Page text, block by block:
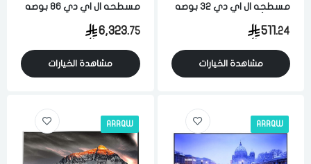
مسطحه ال اي دي 32 بوصه
فاي اسود
511.24
مشاهدة الخيارات
مسطحه ال اي دي 86 بوصه
واي فاي اسود
6,323.75
مشاهدة الخيارات
ARRQW
ARRQW